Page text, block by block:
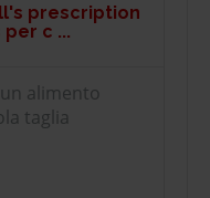
prescription
c ...
alimento
taglia